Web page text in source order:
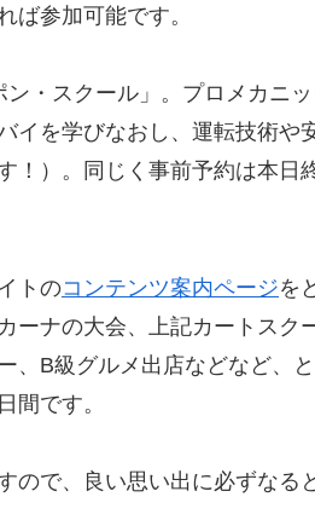
ば参加可能です。
・スクール」。プロメカニ
イを学びなおし、運転技術や
！）。同じく事前予約は本日
トのコンテンツ案内ページを
ーナの大会、上記カートスク
、B級グルメ出店などなど、
間です。
ので、良い思い出に必ずなる